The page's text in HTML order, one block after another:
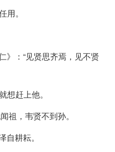
用。
》：“见贤思齐焉，见不贤
想赶上他。
祖，韦贤不到孙。
耕耘。